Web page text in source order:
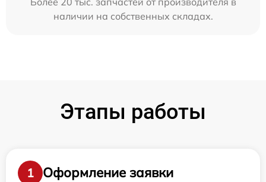
наличии на собственных складах.
Этапы работы
1
Оформление заявки